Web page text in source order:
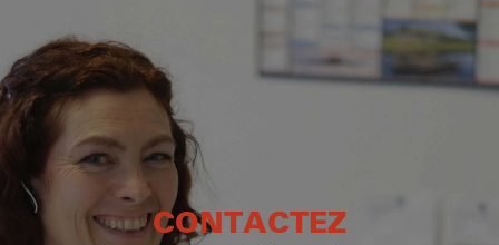
CONTACTEZ